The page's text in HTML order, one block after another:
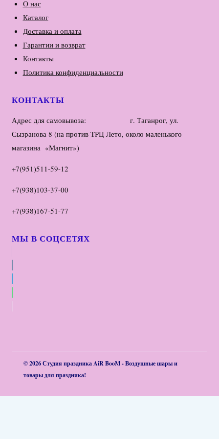
О нас
Каталог
Доставка и оплата
Гарантии и возврат
Контакты
Политика конфиденциальности
КОНТАКТЫ
Адрес для самовывоза: г. Таганрог, ул.
Сызранова 8 (на против ТРЦ Лето, около маленького
магазина «Магнит»)
+7(951)511-59-12
+7(938)103-37-00
+7(938)167-51-77
МЫ В СОЦСЕТЯХ
© 2026 Студия праздника AiR BooM - Воздушные шары и
товары для праздника!